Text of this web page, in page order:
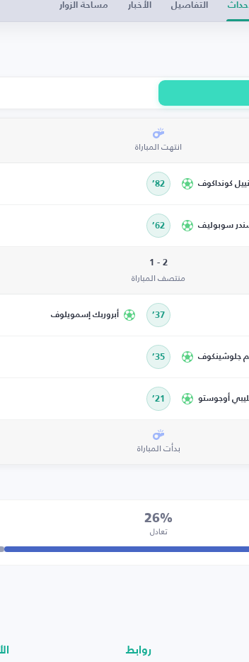
التفاصيل الأخبار مساحة الزوار
انتهت المباراة
كونداكوف 82’
سوبوليف 62’
2 - 1
منتصف المباراة
37’ أبروربك إسمويلوف
جلوشينكوف 35’
أوجوستو 21’
بدأت المباراة
26%
تعادل
روابط